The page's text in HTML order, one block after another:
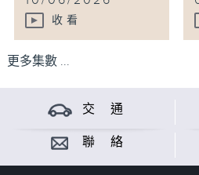
收看
更多集數 ...
交 通
聯 絡